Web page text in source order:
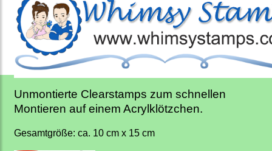
Unmontierte Clearstamps zum schnellen
Montieren auf einem Acrylklötzchen.
Gesamtgröße: ca. 10 cm x 15 cm